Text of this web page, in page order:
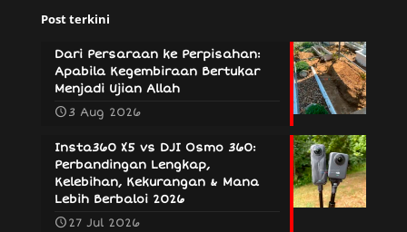
Post terkini
Dari Persaraan ke Perpisahan:
Apabila Kegembiraan Bertukar
Menjadi Ujian Allah
3 Aug 2026
Insta360 X5 vs DJI Osmo 360:
Perbandingan Lengkap,
Kelebihan, Kekurangan & Mana
Lebih Berbaloi 2026
27 Jul 2026